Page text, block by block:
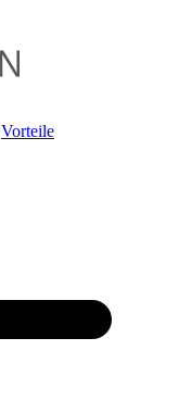
Vorteile